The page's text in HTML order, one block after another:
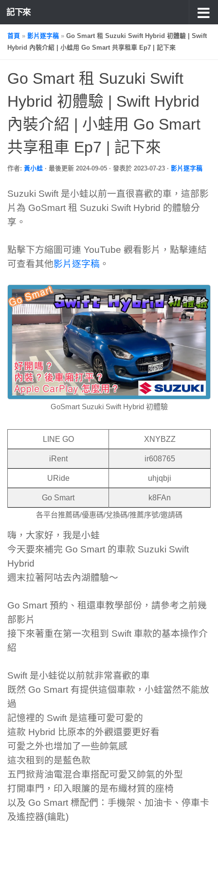
記下來
首頁 » 影片逐字稿 » Go Smart 租 Suzuki Swift Hybrid 初體驗 | Swift
Hybrid 內裝介紹 | 小蛙用 Go Smart 共享租車 Ep7 | 記下來
Go Smart 租 Suzuki Swift
Hybrid 初體驗 | Swift Hybrid
內裝介紹 | 小蛙用 Go Smart
共享租車 Ep7 | 記下來
作者: 黃小蛙 · 最後更新 2024-09-05 · 發表於 2023-07-23 · 影片逐字稿
Suzuki Swift 是小蛙以前一直很喜歡的車，這部影
片為 GoSmart 租 Suzuki Swift Hybrid 的體驗分
享。
點擊下方縮圖可連 YouTube 觀看影片，點擊連結
可查看其他影片逐字稿 。
GoSmart Suzuki Swift Hybrid 初體驗
LINE GO XNYBZZ
iRent ir608765
URide uhjqbji
Go Smart k8FAn
各平台推薦碼/優惠碼/兌換碼/推薦序號/邀請碼
嗨，大家好，我是小蛙
今天要來補完 Go Smart 的車款 Suzuki Swift
Hybrid
週末拉著阿咕去內湖體驗～
Go Smart 預約、租還車教學部份，請參考之前幾
部影片
接下來著重在第一次租到 Swift 車款的基本操作介
紹
Swift 是小蛙從以前就非常喜歡的車
既然 Go Smart 有提供這個車款，小蛙當然不能放
過
記憶裡的 Swift 是這種可愛可愛的
這款 Hybrid 比原本的外觀還要更好看
可愛之外也增加了一些帥氣感
這次租到的是藍色款
五門掀背油電混合車搭配可愛又帥氣的外型
打開車門，印入眼簾的是布織材質的座椅
以及 Go Smart 標配們：手機架、加油卡、停車卡
及遙控器(鑰匙)